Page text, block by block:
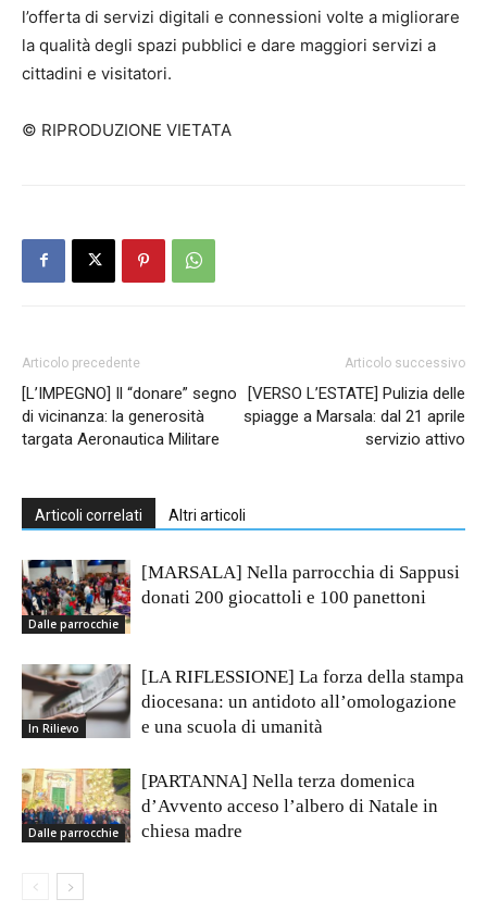
l’offerta di servizi digitali e connessioni volte a migliorare
la qualità degli spazi pubblici e dare maggiori servizi a
cittadini e visitatori.
© RIPRODUZIONE VIETATA
Articolo precedente
[L’IMPEGNO] Il “donare” segno
di vicinanza: la generosità
targata Aeronautica Militare
Articolo successivo
[VERSO L’ESTATE] Pulizia delle
spiagge a Marsala: dal 21 aprile
servizio attivo
Articoli correlati Altri articoli
Dalle parrocchie
[MARSALA] Nella parrocchia di Sappusi
donati 200 giocattoli e 100 panettoni
In Rilievo
[LA RIFLESSIONE] La forza della stampa
diocesana: un antidoto all’omologazione
e una scuola di umanità
Dalle parrocchie
[PARTANNA] Nella terza domenica
d’Avvento acceso l’albero di Natale in
chiesa madre